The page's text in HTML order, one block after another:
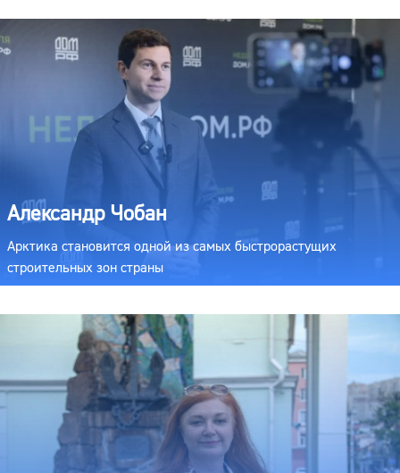
Александр Чобан
Арктика становится одной из самых быстрорастущих
строительных зон страны